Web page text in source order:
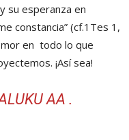
su esperanza en
constancia” (cf.1Tes 1,
en todo lo que
¡Así sea!
AA .